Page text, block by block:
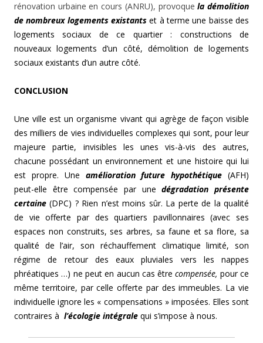
rénovation urbaine en cours (ANRU), provoquela démolition
de nombreux logements existantset à terme une baisse des
logements sociaux de ce quartier : constructions de
nouveaux logements d’un côté, démolition de logements
sociaux existants d’un autre côté.
CONCLUSION
Une ville est un organisme vivant qui agrège de façon visible
des milliers de vies individuelles complexes qui sont, pour leur
majeure partie, invisibles les unes vis-à-vis des autres,
chacune possédant un environnement et une histoire qui lui
est propre. Une amélioration future hypothétique (AFH)
peut-elle être compensée par unedégradation présente
certaine (DPC) ? Rien n’est moins sûr. La perte de la qualité
de vie offerte par des quartiers pavillonnaires (avec ses
espaces non construits, ses arbres, sa faune et sa flore, sa
qualité de l’air, son réchauffement climatique limité, son
régime de retour des eaux pluviales vers les nappes
phréatiques …) ne peut en aucun cas êtrecompensée, pour ce
même territoire, par celle offerte par des immeubles. La vie
individuelle ignore les « compensations » imposées. Elles sont
contraires à l’écologie intégrale qui s’impose à nous.